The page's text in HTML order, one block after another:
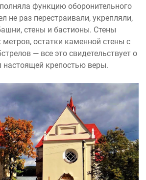
функцию оборонительного
не раз перестраивали, укрепляли,
стены и бастионы. Стены
остатки каменной стены с
— все это свидетельствует о
крепостью веры.